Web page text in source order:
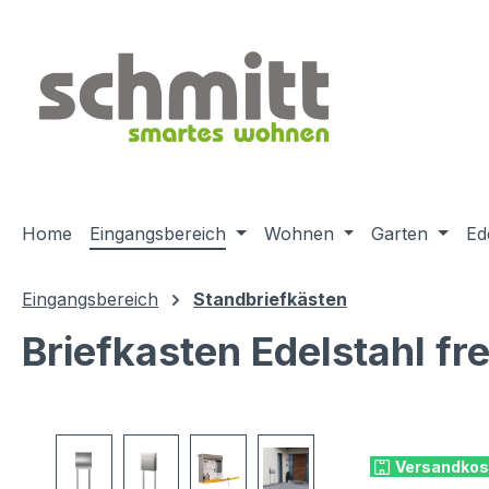
Home Eingangsbereich Wohnen Garten
Eingangsbereich Standbriefkästen
Briefkasten Edelstahl